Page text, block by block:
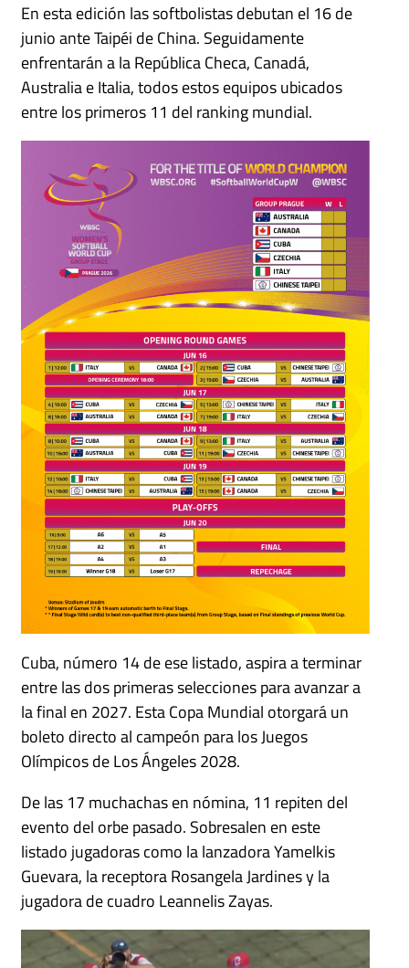
En esta edición las softbolistas debutan el 16 de
junio ante Taipéi de China. Seguidamente
enfrentarán a la República Checa, Canadá,
Australia e Italia, todos estos equipos ubicados
entre los primeros 11 del ranking mundial.
Cuba, número 14 de ese listado, aspira a terminar
entre las dos primeras selecciones para avanzar a
la final en 2027. Esta Copa Mundial otorgará un
boleto directo al campeón para los Juegos
Olímpicos de Los Ángeles 2028.
De las 17 muchachas en nómina, 11 repiten del
evento del orbe pasado. Sobresalen en este
listado jugadoras como la lanzadora Yamelkis
Guevara, la receptora Rosangela Jardines y la
jugadora de cuadro Leannelis Zayas.